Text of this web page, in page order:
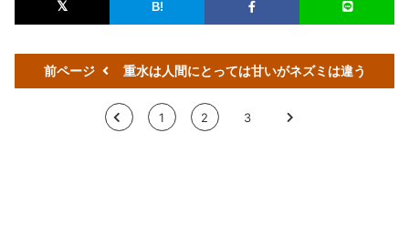
前ページ 重水は人間にとっては甘いがネズミは違う
< 1 2 3 >